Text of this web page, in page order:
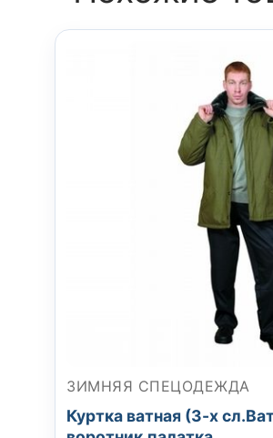
ЗИМНЯЯ СПЕЦОДЕЖДА
Куртка ватная (3-х